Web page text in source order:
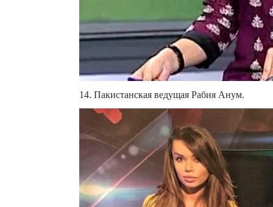
14. Пакистанская ведущая Рабия Анум.